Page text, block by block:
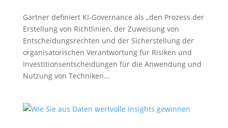
Gartner definiert KI-Governance als „den Prozess der
Erstellung von Richtlinien, der Zuweisung von
Entscheidungsrechten und der Sicherstellung der
organisatorischen Verantwortung für Risiken und
Investitionsentscheidungen für die Anwendung und
Nutzung von Techniken...